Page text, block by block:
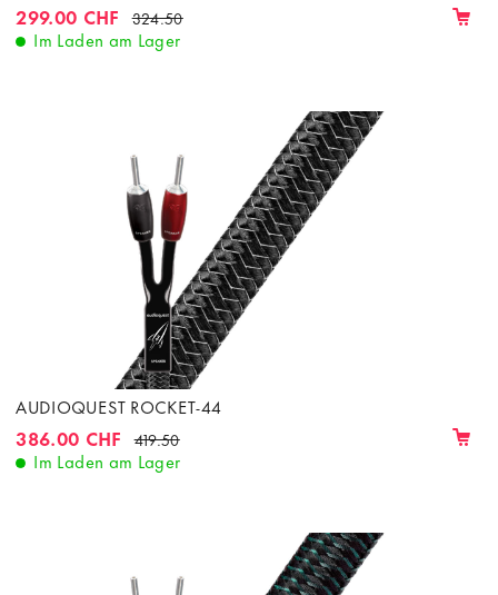
299.00 CHF 324.50
Im Laden am Lager
AUDIOQUEST ROCKET-44
386.00 CHF 419.50
Im Laden am Lager